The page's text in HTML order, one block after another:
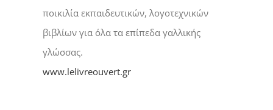
ποικιλία εκπαιδευτικών, λογοτεχνικών
βιβλίων για όλα τα επίπεδα γαλλικής
γλώσσας.
www.lelivreouvert.gr